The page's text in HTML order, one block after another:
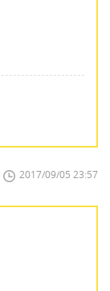
2017/09/05 23:57